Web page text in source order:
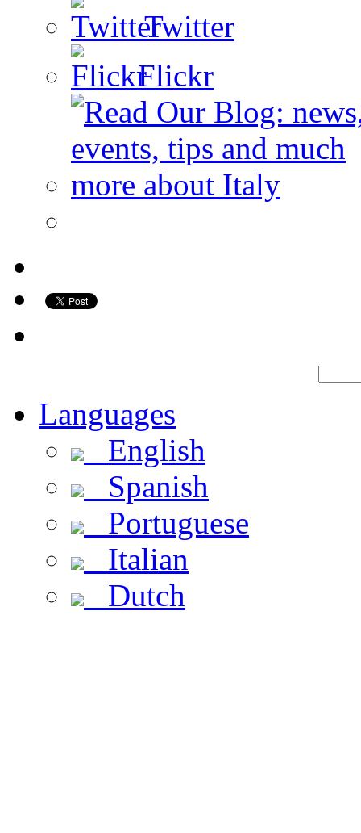
Twitter
Flickr
Languages
English
Spanish
Portuguese
Italian
Dutch